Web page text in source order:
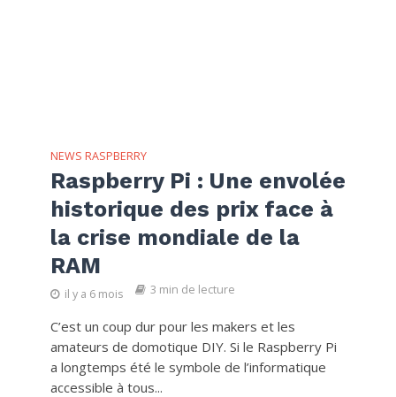
NEWS RASPBERRY
Raspberry Pi : Une envolée
historique des prix face à
la crise mondiale de la
RAM
il y a 6 mois 3 min de lecture
C’est un coup dur pour les makers et les
amateurs de domotique DIY. Si le Raspberry Pi
a longtemps été le symbole de l’informatique
accessible à tous...